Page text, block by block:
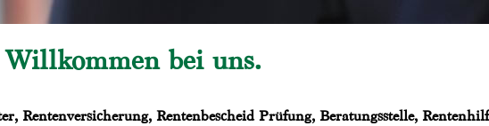
Willkommen bei uns.
Rentenbescheid Prüfung, Beratungsstelle,